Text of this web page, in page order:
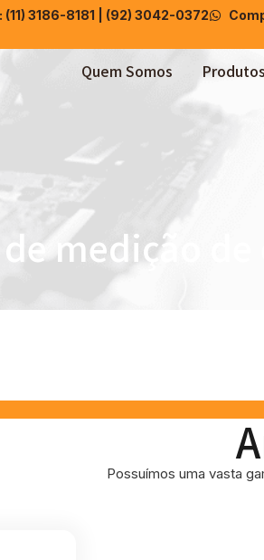
3186-8181 | (92) 3042-0372
Quem Somos Produtos
medição
Possuímos uma vasta